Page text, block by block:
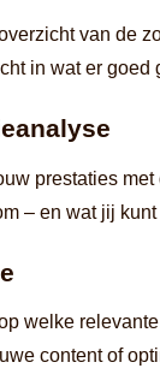
van de
in wat er
prestaties
– en wat jij
welke
content of